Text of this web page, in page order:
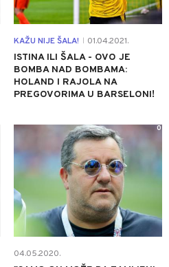
KAŽU NIJE ŠALA! 01.04.2021.
ISTINA ILI ŠALA - OVO JE
BOMBA NAD BOMBAMA:
HOLAND I RAJOLA NA
PREGOVORIMA U BARSELONI!
04.05.2020.
0